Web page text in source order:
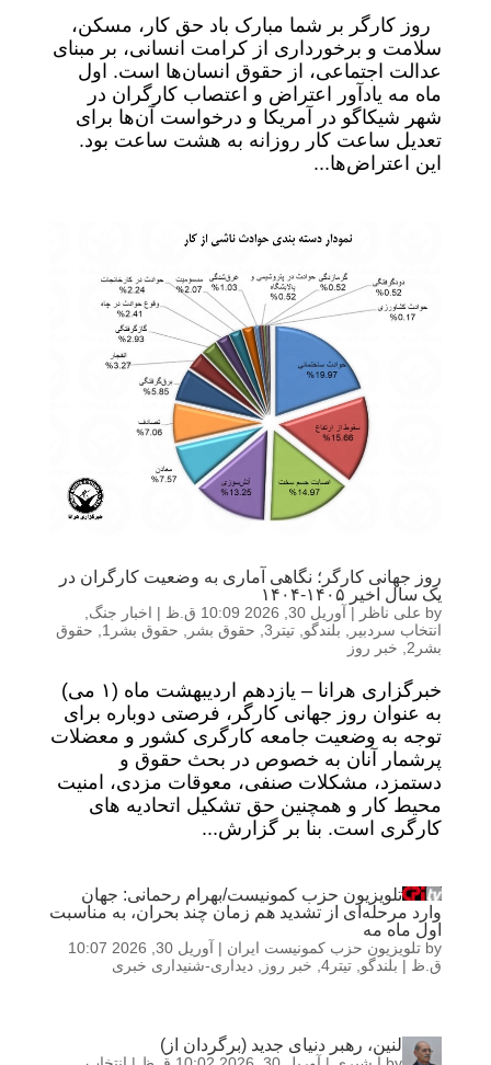
روز کارگر بر شما مبارک باد حق کار، مسکن،
سلامت و برخورداری از کرامت انسانی، بر مبنای
عدالت اجتماعی، از حقوق انسان‌ها است. اول
ماه مه یادآور اعتراض و اعتصاب کارگران در
شهر شیکاگو در آمریکا و درخواست آن‌ها برای
تعدیل ساعت کار روزانه به هشت ساعت بود.
این اعتراض‌ها...
روز جهانی کارگر؛ نگاهی آماری به وضعیت کارگران در
یک سال اخیر ۱۴۰۵-۱۴۰۴
by علی ناظر | آوریل 30, 2026 10:09 ق.ظ | اخبار جنگ
انتخاب سردبیر
بلندگو تیتر3 , حقوق بشر حقوق بشر1
حقوق
بشر2
خبر روز
خبرگزاری هرانا – یازدهم اردیبهشت ماه (۱ می)
به عنوان روز جهانی کارگر، فرصتی دوباره برای
توجه به وضعیت جامعه کارگری کشور و معضلات
پرشمار آنان به خصوص در بحث حقوق و
دستمزد، مشکلات صنفی، معوقات مزدی، امنیت
محیط کار و همچنین حق تشکیل اتحادیه های
کارگری است. بنا بر گزارش...
تلویزیون حزب کمونیست/بهرام رحمانی: جهان
وارد مرحله‌ای از تشدید هم زمان چند بحران، به مناسبت
اول ماه مه
by تلویزیون حزب کمونیست ایران |
آوریل 30, 2026 10:07
ق.ظ | بلندگو تیتر4 , خبر روز دیداری-شنیداری خبری
لنین، رهبر دنیای جدید (برگردان از)